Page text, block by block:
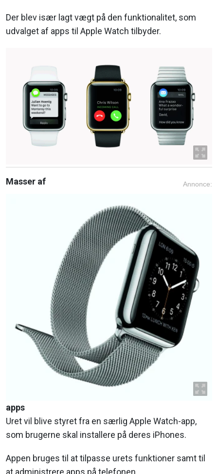
Der blev især lagt vægt på den funktionalitet, som
udvalget af apps til Apple Watch tilbyder.
Annonce:
Masser af
apps
Uret vil blive styret fra en særlig Apple Watch-app,
som brugerne skal installere på deres iPhones.
Appen bruges til at tilpasse urets funktioner samt til
at administrere apps på telefonen.